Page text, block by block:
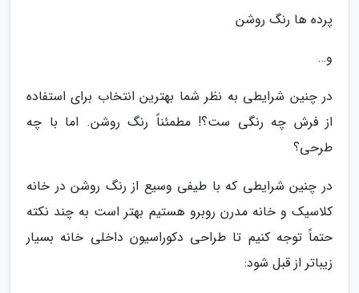
پرده ها رنگ روشن
و…
در چنین شرایطی به نظر شما بهترین انتخاب برای استفاده
از فرش چه رنگی ست؟! مطمئناً رنگ روشن. اما با چه
طرحی؟
در چنین شرایطی که با طیفی وسیع از رنگ روشن در خانه
کلاسیک و خانه مدرن روبرو هستیم بهتر است به چند نکته
حتماً توجه کنیم تا طراحی دکوراسیون داخلی خانه بسیار
زیباتر از قبل شود: